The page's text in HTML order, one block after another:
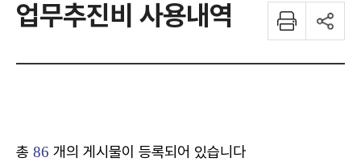
업무추진비 사용내역
총 86 개의 게시물이 등록되어 있습니다